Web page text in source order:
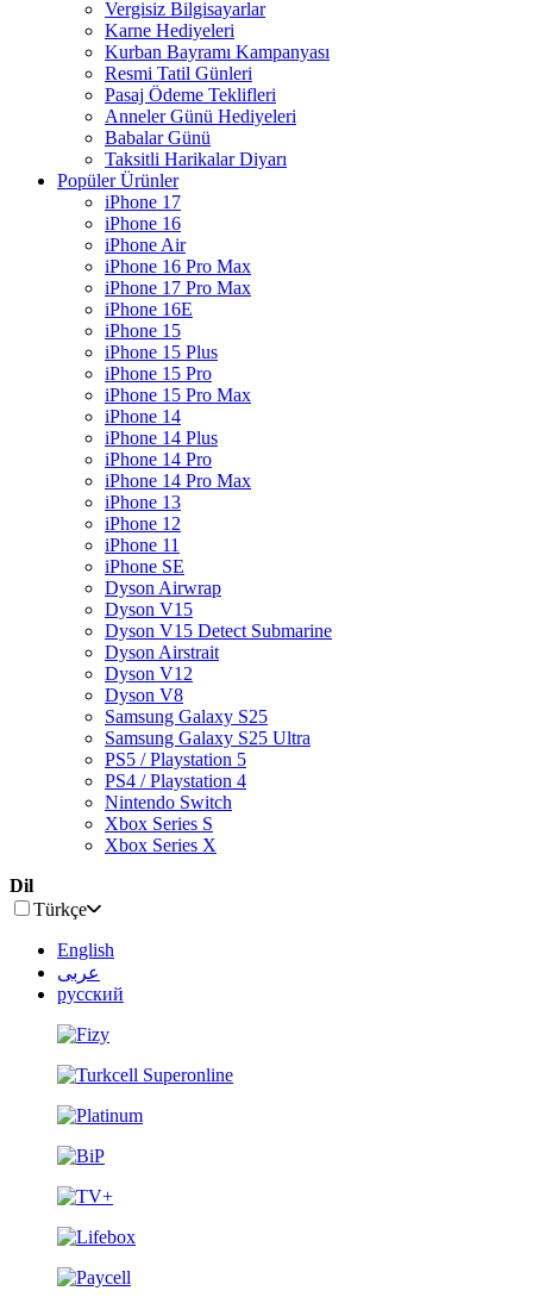
Vergisiz Bilgisayarlar
Karne Hediyeleri
Kurban Bayramı Kampanyası
Resmi Tatil Günleri
Pasaj Ödeme Teklifleri
Anneler Günü Hediyeleri
Babalar Günü
Taksitli Harikalar Diyarı
Popüler Ürünler
iPhone 17
iPhone 16
iPhone Air
iPhone 16 Pro Max
iPhone 17 Pro Max
iPhone 16E
iPhone 15
iPhone 15 Plus
iPhone 15 Pro
iPhone 15 Pro Max
iPhone 14
iPhone 14 Plus
iPhone 14 Pro
iPhone 14 Pro Max
iPhone 13
iPhone 12
iPhone 11
iPhone SE
Dyson Airwrap
Dyson V15
Dyson V15 Detect Submarine
Dyson Airstrait
Dyson V12
Dyson V8
Samsung Galaxy S25
Samsung Galaxy S25 Ultra
PS5 / Playstation 5
PS4 / Playstation 4
Nintendo Switch
Xbox Series S
Xbox Series X
Dil
Türkçe
English
عربى
русский